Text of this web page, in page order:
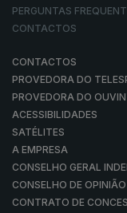
PERGUNTAS
CONTACTOS
CONTACTOS
PROVEDORA DO
PROVEDORA DO
ACESSIBILIDADES
SATÉLITES
A EMPRESA
CONSELHO GERAL
CONSELHO DE OPINIÃO
CONTRATO DE